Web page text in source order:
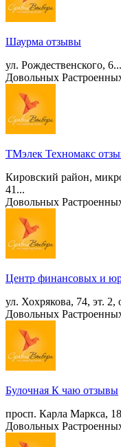
Шаурма отзывы
ул. Рождественского, 6...
Довольных
ТМэлек Техномакс
Кировский район,
41...
Довольных
Центр финансовых и
ул. Хохрякова, 74, эт. 2,
Довольных
Булочная К чаю отзывы
просп. Карла Маркса,
Довольных